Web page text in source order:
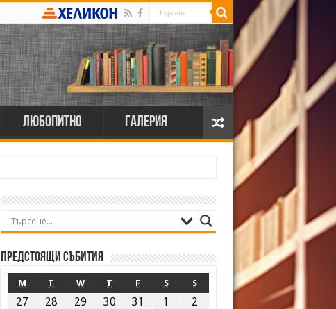
Любопитно Галерия
Предстоящи събития
M T W T F S S
27 28 29 30 31 1
2